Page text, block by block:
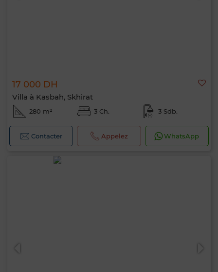
17 000 DH
Villa à Kasbah, Skhirat
280 m² 3 Ch. 3 Sdb.
Contacter Appelez WhatsApp